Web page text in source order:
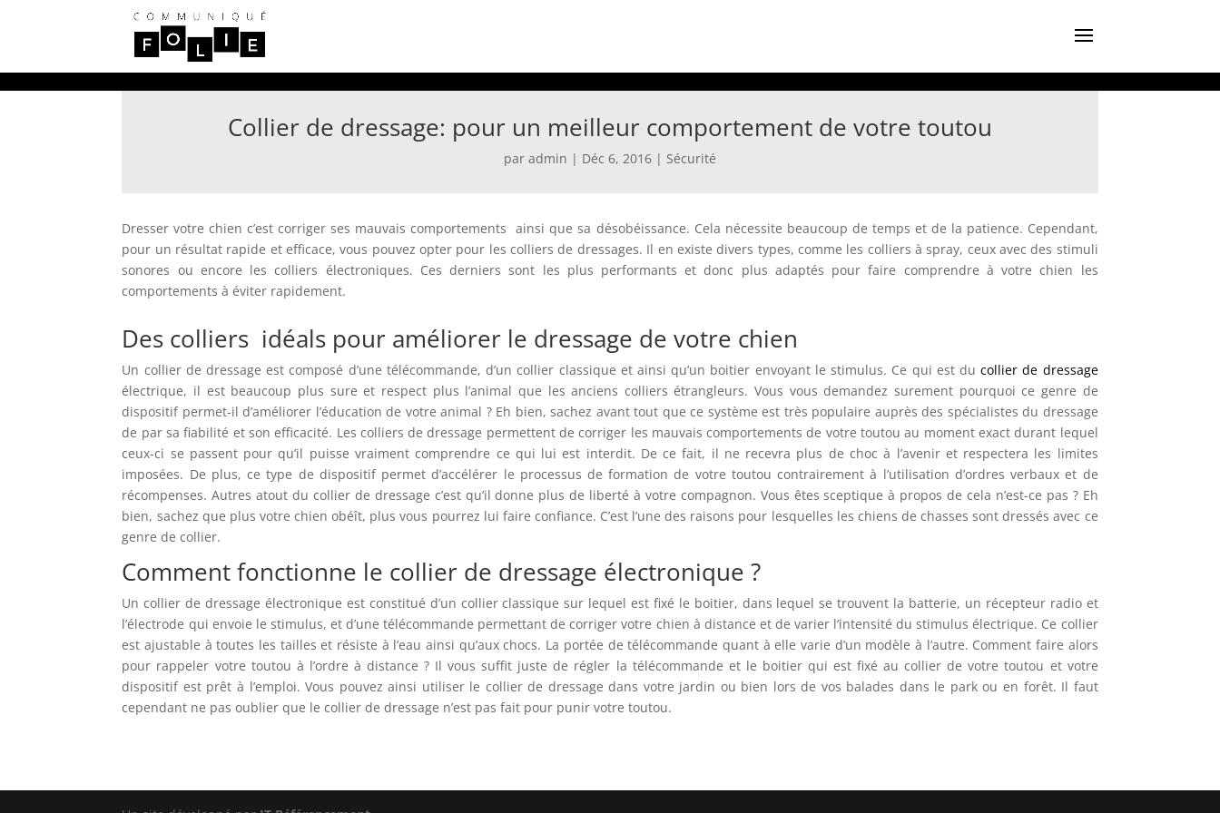
Collier de dressage: pour un meilleur comportement de votre toutou
par admin | Déc 6, 2016| Sécurité
Dresser votre chien c’est corriger ses mauvais comportements ainsi que sa désobéissance. Cela nécessite beaucoup de temps et de la patience. Cependant,
pour un résultat rapide et efficace, vous pouvez opter pour les colliers de dressages. Il en existe divers types, comme les colliers à spray, ceux avec des stimuli
sonores ou encore les colliers électroniques. Ces derniers sont les plus performants et donc plus adaptés pour faire comprendre à votre chien les
comportements à éviter rapidement.
Des colliers idéals pour améliorer le dressage de votre chien
Un collier de dressage est composé d’une télécommande, d’un collier classique et ainsi qu’un boitier envoyant le stimulus. Ce qui est ducollier de dressage
électrique, il est beaucoup plus sure et respect plus l’animal que les anciens colliers étrangleurs. Vous vous demandez surement pourquoi ce genre de
dispositif permet-il d’améliorer l’éducation de votre animal ? Eh bien, sachez avant tout que ce système est très populaire auprès des spécialistes du dressage
de par sa fiabilité et son efficacité. Les colliers de dressage permettent de corriger les mauvais comportements de votre toutou au moment exact durant lequel
ceux-ci se passent pour qu’il puisse vraiment comprendre ce qui lui est interdit. De ce fait, il ne recevra plus de choc à l’avenir et respectera les limites
imposées. De plus, ce type de dispositif permet d’accélérer le processus de formation de votre toutou contrairement à l’utilisation d’ordres verbaux et de
récompenses. Autres atout du collier de dressage c’est qu’il donne plus de liberté à votre compagnon. Vous êtes sceptique à propos de cela n’est-ce pas ? Eh
bien, sachez que plus votre chien obéît, plus vous pourrez lui faire confiance. C’est l’une des raisons pour lesquelles les chiens de chasses sont dressés avec ce
genre de collier.
Comment fonctionne le collier de dressage électronique ?
Un collier de dressage électronique est constitué d’un collier classique sur lequel est fixé le boitier, dans lequel se trouvent la batterie, un récepteur radio et
l’électrode qui envoie le stimulus, et d’une télécommande permettant de corriger votre chien à distance et de varier l’intensité du stimulus électrique. Ce collier
est ajustable à toutes les tailles et résiste à l’eau ainsi qu’aux chocs. La portée de télécommande quant à elle varie d’un modèle à l’autre. Comment faire alors
pour rappeler votre toutou à l’ordre à distance ? Il vous suffit juste de régler la télécommande et le boitier qui est fixé au collier de votre toutou et votre
dispositif est prêt à l’emploi. Vous pouvez ainsi utiliser le collier de dressage dans votre jardin ou bien lors de vos balades dans le park ou en forêt. Il faut
cependant ne pas oublier que le collier de dressage n’est pas fait pour punir votre toutou.